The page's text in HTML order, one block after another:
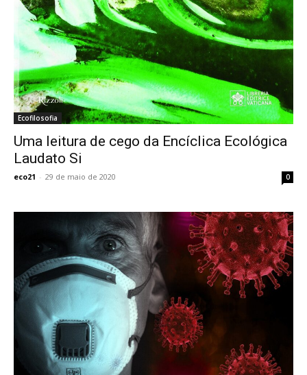
Ecofilosofia
Uma leitura de cego da Encíclica Ecológica
Laudato Si
eco21 - 29 de maio de 2020 0